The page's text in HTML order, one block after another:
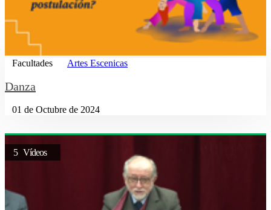
Facultades Artes Escenicas
Danza
01 de Octubre de 2024
5 Vídeos